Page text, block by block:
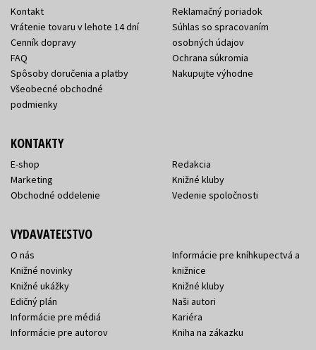
Kontakt
Vrátenie tovaru v lehote 14 dní
Cenník dopravy
FAQ
Spôsoby doručenia a platby
Všeobecné obchodné
podmienky
Reklamačný poriadok
Súhlas so spracovaním
osobných údajov
Ochrana súkromia
Nakupujte výhodne
KONTAKTY
E-shop
Marketing
Obchodné oddelenie
Redakcia
Knižné kluby
Vedenie spoločnosti
VYDAVATEĽSTVO
O nás
Knižné novinky
Knižné ukážky
Edičný plán
Informácie pre médiá
Informácie pre autorov
Informácie pre kníhkupectvá a
knižnice
Knižné kluby
Naši autori
Kariéra
Kniha na zákazku